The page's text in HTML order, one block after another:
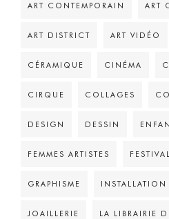
ART CONTEMPORAIN ART
ART DISTRICT ART VIDÉO
CÉRAMIQUE CINÉMA
CIRQUE COLLAGES
DESIGN DESSIN
FEMMES ARTISTES FESTIVAL
GRAPHISME INSTALLATION
JOAILLERIE LA LIBRAIRIE